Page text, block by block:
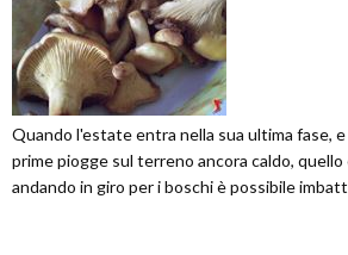
Quando l'estate entra nella sua ultima fase, e
prime piogge sul terreno ancora caldo, quello
andando in giro per i boschi è possibile